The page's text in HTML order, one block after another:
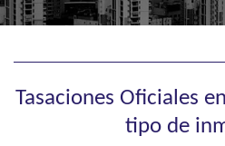
Tasaciones Oficiales
tipo de